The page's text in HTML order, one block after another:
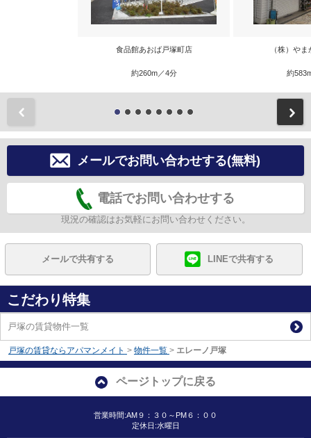
食品館あおば戸塚町店
約260m／4分
（株）や
約
メールでお問い合わせする(無料)
電話でお問い合わせする
現況の確認はお気軽にお問い合わせください。
メールで共有する LINEで共有する
こだわり特集
戸塚の賃貸物件一覧
戸塚の賃貸ならアパマンメイト > 物件一覧 > エレーノ戸塚
ページトップに戻る
営業時間:AM９：３０～PM６：００
定休日:水曜日